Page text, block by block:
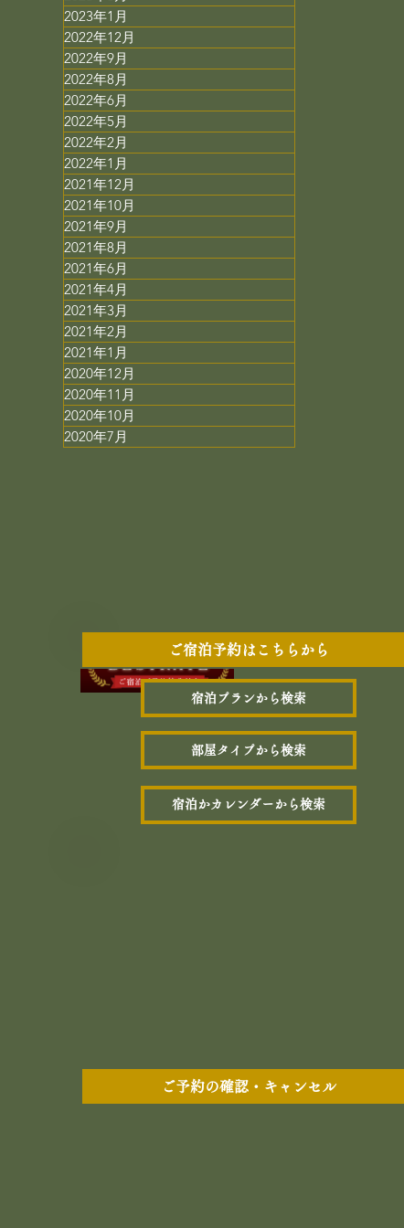
2023年1月
2022年12月
2022年9月
2022年8月
2022年6月
2022年5月
2022年2月
2022年1月
2021年12月
2021年10月
2021年9月
2021年8月
2021年6月
2021年4月
2021年3月
2021年2月
2021年1月
2020年12月
2020年11月
2020年10月
2020年7月
ご予約の確認・キャンセル
ご宿泊予約はこちらから
宿泊プランから検索
部屋タイプから検索
宿泊かカレンダーから検索